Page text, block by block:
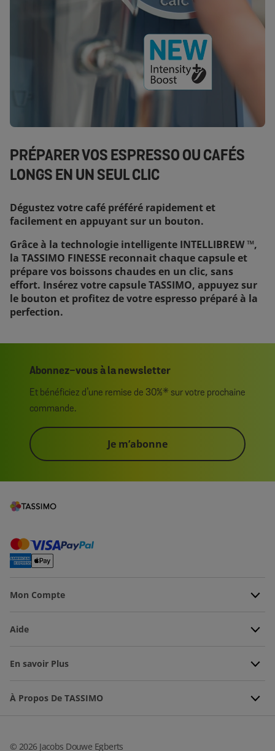
PRÉPARER VOS ESPRESSO OU CAFÉS
LONGS EN UN SEUL CLIC
Dégustez votre café préféré rapidement et
facilement en appuyant sur un bouton.
Grâce à la technologie intelligente INTELLIBREW ™,
la TASSIMO FINESSE reconnait chaque capsule et
prépare vos boissons chaudes en un clic, sans
effort. Insérez votre capsule TASSIMO, appuyez sur
le bouton et profitez de votre espresso préparé à la
perfection.
Abonnez-vous à la newsletter
Et bénéficiez d’une remise de 30%* sur votre prochaine
commande.
Je m’abonne
Mon Compte
Aide
En savoir Plus
À Propos De TASSIMO
© 2026Jacobs Douwe Egberts